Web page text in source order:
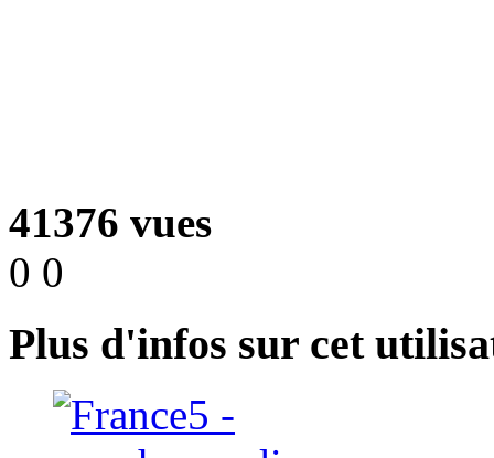
41376 vues
0 0
Plus d'infos sur cet